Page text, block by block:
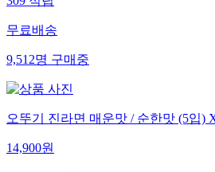
309적립
무료배송
9,512명구매중
오뚜기 진라면 매운맛 / 순한맛 (5입)
14,900원